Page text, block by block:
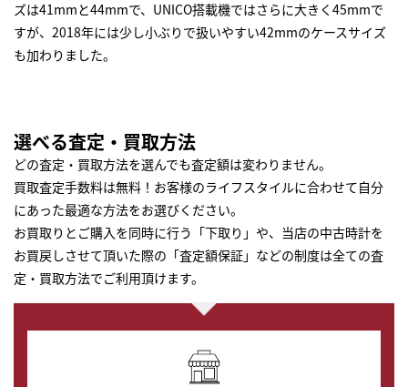
ズは41mmと44mmで、UNICO搭載機ではさらに大きく45mmで
すが、2018年には少し小ぶりで扱いやすい42mmのケースサイズ
も加わりました。
選べる査定・買取方法
どの査定・買取方法を選んでも査定額は変わりません。
買取査定手数料は無料！お客様のライフスタイルに合わせて自分
にあった最適な方法をお選びください。
お買取りとご購入を同時に行う「下取り」や、当店の中古時計を
お買戻しさせて頂いた際の「査定額保証」などの制度は全ての査
定・買取方法でご利用頂けます。